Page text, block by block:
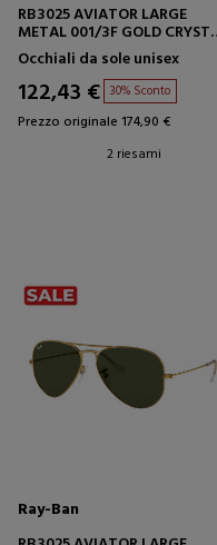
RB3025 AVIATOR LARGE
METAL 001/3F GOLD
GRADIENT LIGHT BLUE
Occhiali da sole unisex
122,43 € 30% Sconto
Prezzo originale 174,90 €
2 riesami
Ray-Ban